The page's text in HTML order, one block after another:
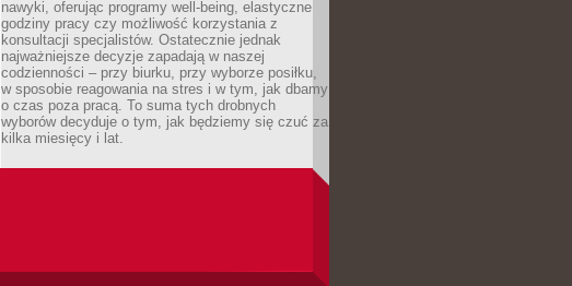
nawyki, oferując programy well-being, elastyczne
godziny pracy czy możliwość korzystania z
konsultacji specjalistów. Ostatecznie jednak
najważniejsze decyzje zapadają w naszej
codzienności – przy biurku, przy wyborze posiłku,
w sposobie reagowania na stres i w tym, jak dbamy
o czas poza pracą. To suma tych drobnych
wyborów decyduje o tym, jak będziemy się czuć za
kilka miesięcy i lat.